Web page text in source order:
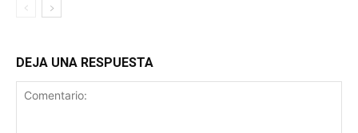
DEJA UNA RESPUESTA